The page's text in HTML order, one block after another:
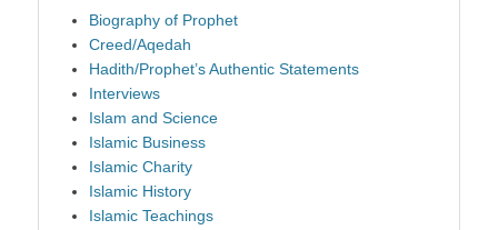
Biography of Prophet
Creed/Aqedah
Hadith/Prophet’s Authentic Statements
Interviews
Islam and Science
Islamic Business
Islamic Charity
Islamic History
Islamic Teachings